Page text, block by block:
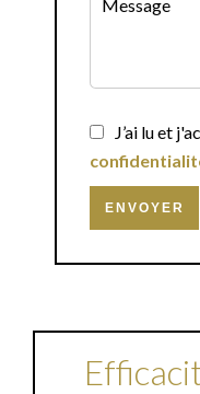
J’ai lu et
ENVOYER